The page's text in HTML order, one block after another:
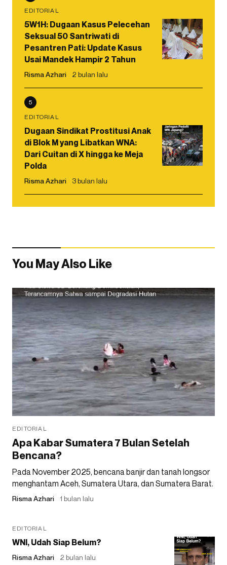
EDITORIAL
5W1H: Dugaan Kasus Pelecehan
Seksual 50 Santriwati di
Pesantren Pati: Update Kasus
Usai Mandek Hampir 2 Tahun
Risma Azhari 2 bulan lalu
5
EDITORIAL
Dugaan Sindikat Prostitusi Anak
di Blok M yang Libatkan WNA:
Dari Cuitan di X hingga ke Meja
Polda
Risma Azhari 3 bulan lalu
You May Also Like
EDITORIAL
Apa Kabar Sumatera 7 Bulan Setelah
Bencana?
Pada November 2025, bencana banjir dan tanah longsor
menghantam Aceh, Sumatera Utara, dan Sumatera Barat.
Risma Azhari 1 bulan lalu
EDITORIAL
WNI, Udah Siap Belum?
Risma Azhari 2 bulan lalu